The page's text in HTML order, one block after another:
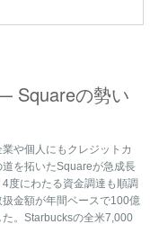
Squareの勢い
や個人にもクレジットカ
道を拓いたSquareが急成長
4度にわたる資金調達も順調
扱金額が年間ベースで100億
た。Starbucksの全米7,000